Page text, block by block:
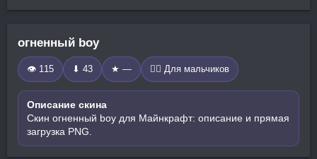
огненный boy
👁 115 ⬇ 43 ★ — 🧍‍♂️ Для мальчиков
Описание скина
Скин огненный boy для Майнкрафт: описание и прямая
загрузка PNG.